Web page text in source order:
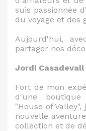
suis passionnée
du voyage et des
Aujourd'hui,
partager nos
Jordi Casadevall
Fort de mon
d'une
"House of
nouvelle
collection et de